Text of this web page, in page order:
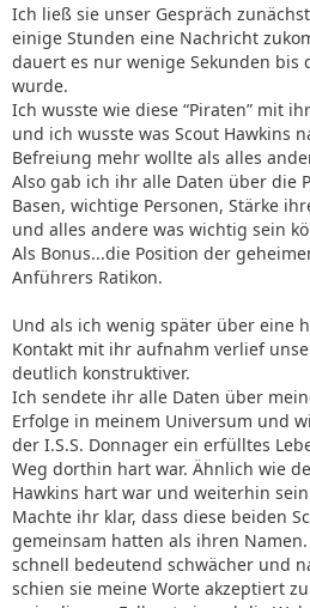
Ich ließ sie unser Gespräch
einige Stunden eine Nachricht
dauert es nur wenige Sekunden bis
wurde.
Ich wusste wie diese “Piraten” mit
und ich wusste was Scout Hawkins
Befreiung mehr wollte als alles
Also gab ich ihr alle Daten über die
Basen, wichtige Personen, Stärke
und alles andere was wichtig sein
Als Bonus...die Position der
Anführers Ratikon.
Und als ich wenig später über eine
Kontakt mit ihr aufnahm verlief
deutlich konstruktiver.
Ich sendete ihr alle Daten über
Erfolge in meinem Universum und
der I.S.S. Donnager ein erfülltes
Weg dorthin hart war. Ähnlich wie
Hawkins hart war und weiterhin
Machte ihr klar, dass diese beiden
gemeinsam hatten als ihren
schnell bedeutend schwächer und
schien sie meine Worte akzeptiert